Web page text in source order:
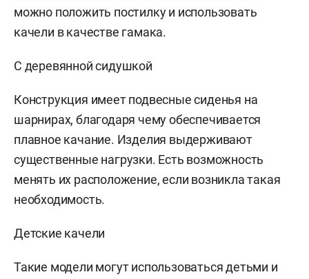
можно положить постилку и использовать
качели в качестве гамака.
С деревянной сидушкой
Конструкция имеет подвесные сиденья на
шарнирах, благодаря чему обеспечивается
плавное качание. Изделия выдерживают
существенные нагрузки. Есть возможность
менять их расположение, если возникла такая
необходимость.
Детские качели
Такие модели могут использоваться детьми и